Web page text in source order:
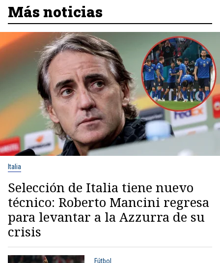
Más noticias
Italia
Selección de Italia tiene nuevo
técnico: Roberto Mancini regresa
para levantar a la Azzurra de su
crisis
Fútbol